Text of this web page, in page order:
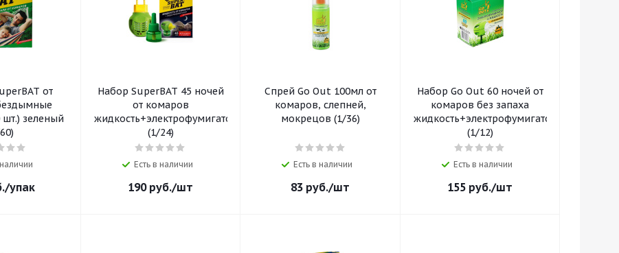
от
шт.) зеленый
/упак
Набор SuperBAT 45 ночей
от комаров
жидкость+электрофумигатор
(1/24)
Есть в наличии
190руб./шт
Спрей Go Out 100мл от
комаров, слепней,
мокрецов (1/36)
Есть в наличии
83 руб./шт
Набор Go Out 60 ночей от
комаров без запаха
жидкость+электрофумигатор
(1/12)
Есть в наличии
155 руб./шт